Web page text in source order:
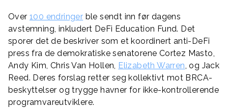
Over 100 endringer ble sendt inn før dagens
avstemning, inkludert DeFi Education Fund. Det
sporer det de beskriver som et koordinert anti-DeFi
press fra de demokratiske senatorene Cortez Masto,
Andy Kim, Chris Van Hollen, Elizabeth Warren, og Jack
Reed. Deres forslag retter seg kollektivt mot BRCA-
beskyttelser og trygge havner for ikke-kontrollerende
programvareutviklere.